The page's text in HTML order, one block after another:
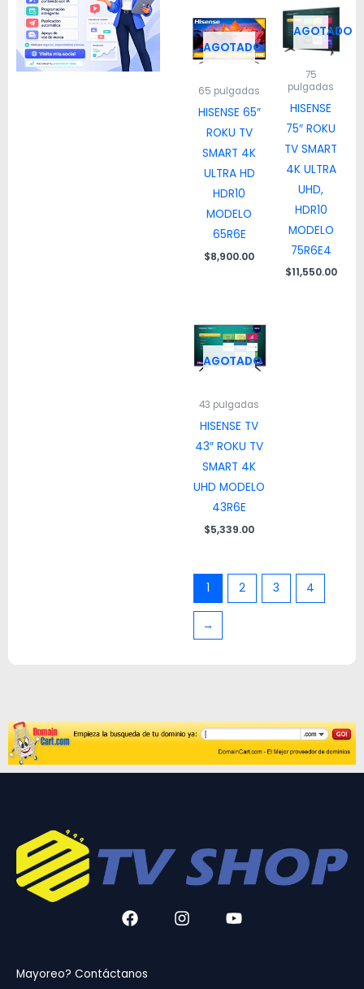
AGOTADO
65 pulgadas
HISENSE 65″
ROKU TV
SMART 4K
ULTRA HD
HDR10
MODELO
65R6E
$8,900.00
AGOTADO
75
pulgadas
HISENSE
75″ ROKU
TV SMART
4K ULTRA
UHD,
HDR10
MODELO
75R6E4
$11,550.00
AGOTADO
43 pulgadas
HISENSE TV
43″ ROKU TV
SMART 4K
UHD MODELO
43R6E
$5,339.00
1 2 3 4
→
F
a
b
I
n
Y
o
Mayoreo? Contáctanos